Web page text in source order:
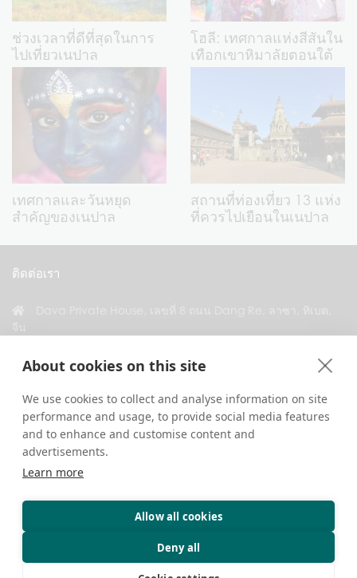
About cookies on this site
We use cookies to collect and analyse information on site
performance and usage, to provide social media features
and to enhance and customise content and
advertisements.
Learn more
Allow all cookies
Deny all
ช่วงเวลาที่ดีที่สุดในการ
ไปเที่ยวเนปาล
โฮลี: เทศกาลแห่งสีสันใน
เทือกเขาหิมาลัยตอนใต้
เทศกาลและวันหยุด
สำคัญของเนปาล
สถานที่ท่องเที่ยว 13 แห่ง
ที่ควรไปเยือนในเนปาล
ติดต่อเรา
เชื่อมต่อกับเรา
ลิขสิทธิ์ © 2026. สงวนลิขสิทธิ์ทุกประการ.
ความเป็นส่วนตัว